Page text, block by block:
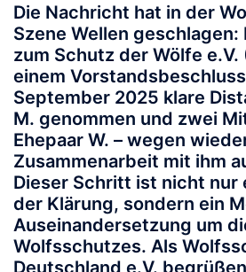
Die Nachricht hat in der
Szene Wellen
zum Schutz der Wölfe e.V.
einem
September 2025 klare
M. genommen und zwei
Ehepaar W. – wegen
Zusammenarbeit mit ihm
Dieser Schritt ist nicht nur
der Klärung, sondern ein
Auseinandersetzung um
Wolfsschutzes. Als
Deutschland e.V.